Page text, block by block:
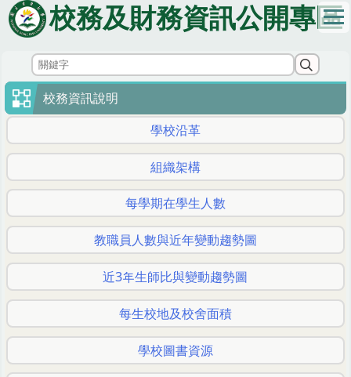
跳
到
內
容
區
校務及財務資訊公開專區
校務資訊說明
學校沿革
組織架構
每學期在學生人數
教職員人數與近年變動趨勢圖
近3年生師比與變動趨勢圖
每生校地及校舍面積
學校圖書資源